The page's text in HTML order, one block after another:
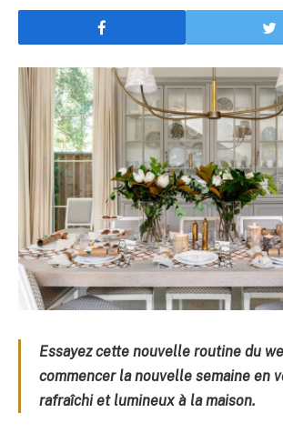
Essayez cette nouvelle routine du
commencer la nouvelle semaine en
rafraîchi et lumineux à la maison.